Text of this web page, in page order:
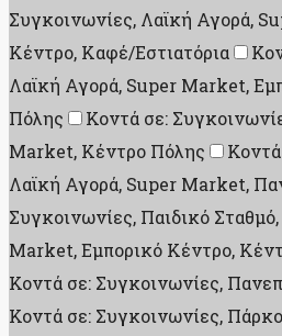
Συγκοινωνίες, Λαϊκή Αγορά,
Κέντρο, Καφέ/Εστιατόρια
Λαϊκή Αγορά, Super Market,
Πόλης
Κοντά σε:
Market, Κέντρο Πόλης
Λαϊκή Αγορά, Super Market,
Συγκοινωνίες, Παιδικό
Market, Εμπορικό Κέντρο,
Κοντά σε: Συγκοινωνίες,
Κοντά σε: Συγκοινωνίες, Πάρκο